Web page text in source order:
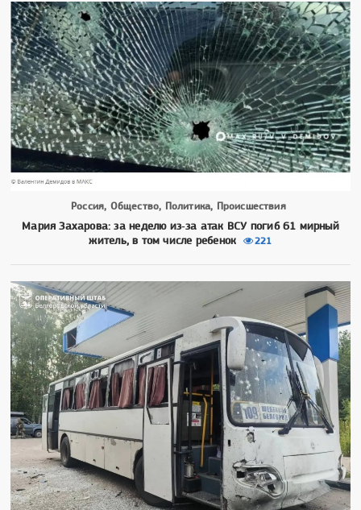
Россия, Общество, Политика, Происшествия
Мария Захарова: за неделю из‑за атак ВСУ погиб 61 мирный
житель, в том числе ребенок
221